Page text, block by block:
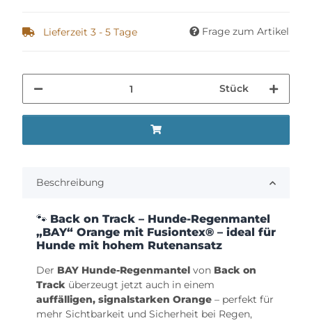
Lieferzeit 3 - 5 Tage Frage zum Artikel
Stück
Beschreibung
🐾 Back on Track – Hunde-Regenmantel
„BAY“ Orange mit Fusiontex® – ideal für
Hunde mit hohem Rutenansatz
Der BAY Hunde-Regenmantel von Back on
Track überzeugt jetzt auch in einem
auffälligen, signalstarken Orange – perfekt für
mehr Sichtbarkeit und Sicherheit bei Regen,